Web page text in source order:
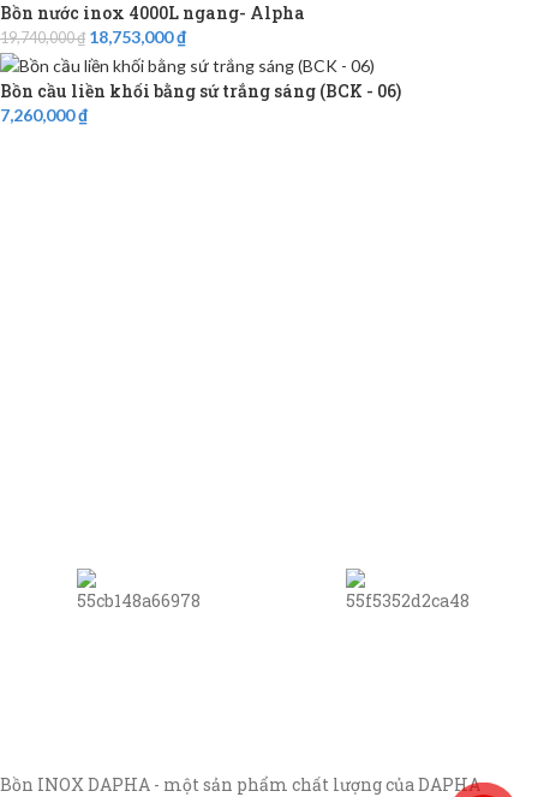
Bồn nước inox 4000L ngang- Alpha
19,740,000₫ 18,753,000₫
Bồn cầu liền khối bằng sứ trắng sáng (BCK - 06)
7,260,000₫
Bồn INOX DAPHA - một sản phẩm chất lượng của DAPHA